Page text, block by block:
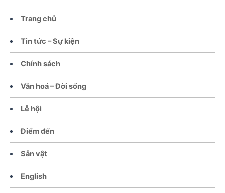
Trang chủ
Tin tức – Sự kiện
Chính sách
Văn hoá – Đời sống
Lễ hội
Điểm đến
Sản vật
English